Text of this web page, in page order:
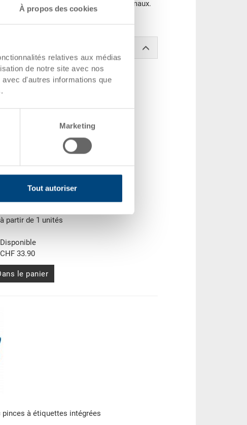
À propos des cookies
relatives aux médias
de notre site avec nos
d'autres informations que
Marketing
Tout autoriser
rapidement et avec des efforts minimaux.
nos bacs en matière plastique.
600 x 400 x 220 mm
à partir de 1 unités
Disponible
CHF 33.90
le panier
pinces à étiquettes intégrées